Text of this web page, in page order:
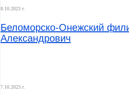
8.10.2023 г.
Беломорско-Онежский
Александрович
7.10.2023 г.